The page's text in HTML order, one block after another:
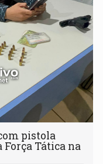
pistola
Tática na